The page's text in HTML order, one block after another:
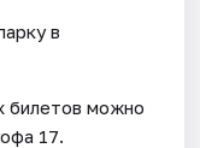
в
билетов можно
17.